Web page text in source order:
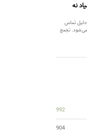
نه
تماس
می‌شود. تجمع
992
904